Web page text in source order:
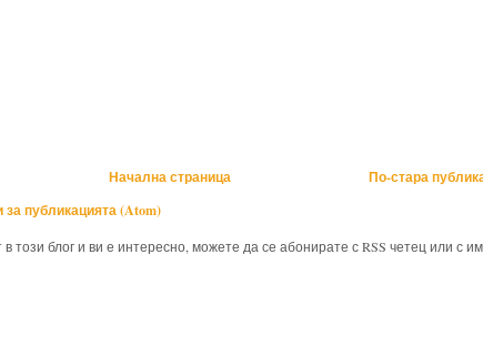
По-стара
Начална страница
за публикацията (Atom)
този блог и ви е интересно, можете да се абонирате с RSS четец или с